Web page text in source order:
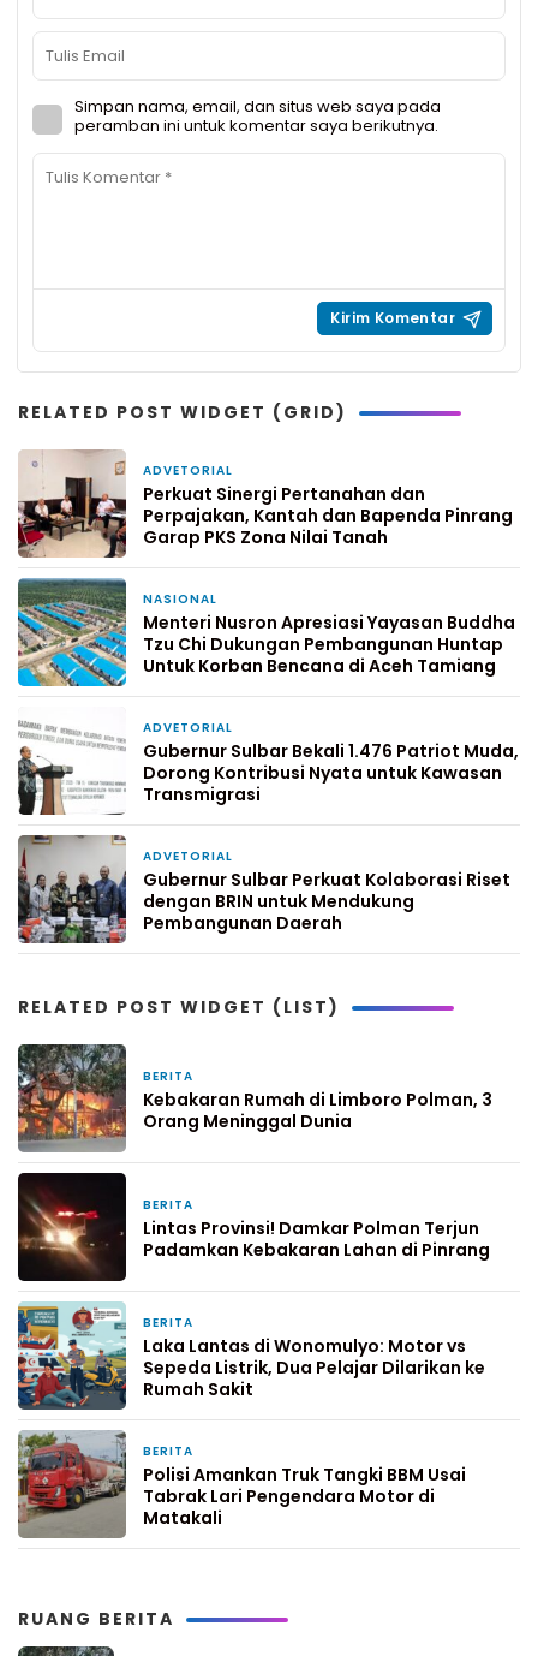
Simpan nama, email, dan situs web saya pada
peramban ini untuk komentar saya berikutnya.
RELATED POST WIDGET (GRID)
ADVETORIAL
Perkuat Sinergi Pertanahan dan
Perpajakan, Kantah dan Bapenda Pinrang
Garap PKS Zona Nilai Tanah
NASIONAL
Menteri Nusron Apresiasi Yayasan Buddha
Tzu Chi Dukungan Pembangunan Huntap
Untuk Korban Bencana di Aceh Tamiang
ADVETORIAL
Gubernur Sulbar Bekali 1.476 Patriot Muda,
Dorong Kontribusi Nyata untuk Kawasan
Transmigrasi
ADVETORIAL
Gubernur Sulbar Perkuat Kolaborasi Riset
dengan BRIN untuk Mendukung
Pembangunan Daerah
RELATED POST WIDGET (LIST)
BERITA
Kebakaran Rumah di Limboro Polman, 3
Orang Meninggal Dunia
BERITA
Lintas Provinsi! Damkar Polman Terjun
Padamkan Kebakaran Lahan di Pinrang
BERITA
Laka Lantas di Wonomulyo: Motor vs
Sepeda Listrik, Dua Pelajar Dilarikan ke
Rumah Sakit
BERITA
Polisi Amankan Truk Tangki BBM Usai
Tabrak Lari Pengendara Motor di
Matakali
RUANG BERITA